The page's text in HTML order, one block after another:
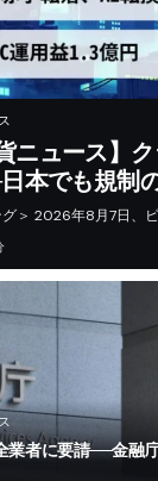
ニュース】
本でも規制
＞ 2026年8月7日、
業者に要請──金融